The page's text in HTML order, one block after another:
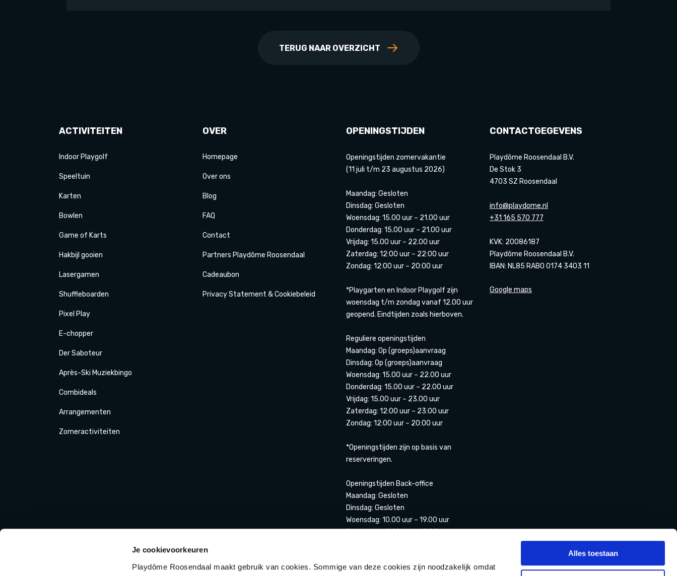
Je cookievoorkeuren
Playdôme Roosendaal maakt gebruik van cookies. Sommige van deze cookies zijn noodzakelijk omdat
Alles toestaan
TERUG NAAR OVERZICHT
ACTIVITEITEN
Indoor Playgolf
Speeltuin
Karten
Bowlen
Game of Karts
Hakbijl gooien
Lasergamen
Shuffleboarden
Pixel Play
E-chopper
DerSaboteur
Après-Ski Muziekbingo
Combideals
Arrangementen
Zomeractiviteiten
OVER
Homepage
Over ons
Blog
FAQ
Contact
Partners Playdôme Roosendaal
Cadeaubon
Privacy Statement & Cookiebeleid
OPENINGSTIJDEN
Openingstijden zomervakantie
(11 juli t/m 23 augustus 2026)
Maandag: Gesloten
Dinsdag: Gesloten
Woensdag: 15.00 uur – 21.00 uur
Donderdag: 15.00 uur – 21.00 uur
Vrijdag: 15.00 uur – 22.00 uur
Zaterdag: 12:00 uur – 22:00 uur
Zondag: 12:00 uur – 20:00 uur
*Playgarten en Indoor Playgolf zijn
woensdag t/m zondag vanaf 12.00 uur
geopend. Eindtijden zoals hierboven.
Reguliere openingstijden
Maandag: Op (groeps)aanvraag
Dinsdag: Op (groeps)aanvraag
Woensdag: 15.00 uur – 22.00 uur
Donderdag: 15.00 uur – 22.00 uur
Vrijdag: 15.00 uur – 23.00 uur
Zaterdag: 12:00 uur – 23:00 uur
Zondag: 12:00 uur – 20:00 uur
*Openingstijden zijn op basis van
reserveringen.
Openingstijden Back-office
Maandag: Gesloten
Dinsdag: Gesloten
Woensdag: 10.00 uur – 19.00 uur
Donderdag 12.00 uur – 19.00 uur
Zondag: 12.00 uur – 17.00 uur
CONTACTGEGEVENS
Playdôme Roosendaal B.V.
De Stok 3
4703 SZ Roosendaal
info@playdome.nl
+31 165 570 777
KVK: 20086187
Playdôme Roosendaal B.V.
IBAN: NL85 RABO 0174 3403 11
Google maps